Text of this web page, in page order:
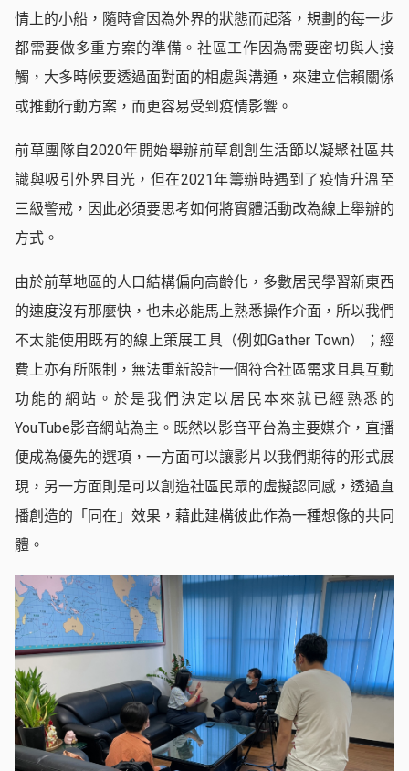
情上的小船，隨時會因為外界的狀態而起落，規劃的每一步
都需要做多重方案的準備。社區工作因為需要密切與人接
觸，大多時候要透過面對面的相處與溝通，來建立信賴關係
或推動行動方案，而更容易受到疫情影響。
前草團隊自2020年開始舉辦前草創創生活節以凝聚社區共
識與吸引外界目光，但在2021年籌辦時遇到了疫情升溫至
三級警戒，因此必須要思考如何將實體活動改為線上舉辦的
方式。
由於前草地區的人口結構偏向高齡化，多數居民學習新東西
的速度沒有那麼快，也未必能馬上熟悉操作介面，所以我們
不太能使用既有的線上策展工具（例如Gather Town）；經
費上亦有所限制，無法重新設計一個符合社區需求且具互動
功能的網站。於是我們決定以居民本來就已經熟悉的
YouTube影音網站為主。既然以影音平台為主要媒介，直播
便成為優先的選項，一方面可以讓影片以我們期待的形式展
現，另一方面則是可以創造社區民眾的虛擬認同感，透過直
播創造的「同在」效果，藉此建構彼此作為一種想像的共同
體。